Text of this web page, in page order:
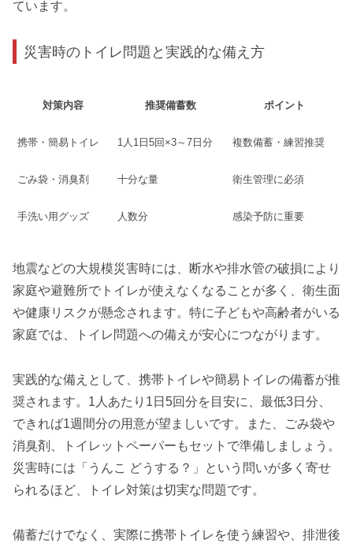
ています。
災害時のトイレ問題と実践的な備え方
対策内容 推奨備蓄数 ポイント
携帯・簡易トイレ 1人1日5回×3～7日分 複数備蓄・練習推奨
ごみ袋・消臭剤 十分な量 衛生管理に必須
手洗い用グッズ 人数分 感染予防に重要
地震などの大規模災害時には、断水や排水管の破損により
家庭や避難所でトイレが使えなくなることが多く、衛生面
や健康リスクが懸念されます。特に子どもや高齢者がいる
家庭では、トイレ問題への備えが安心につながります。
実践的な備えとして、携帯トイレや簡易トイレの備蓄が推
奨されます。1人あたり1日5回分を目安に、最低3日分、
できれば1週間分の用意が望ましいです。また、ごみ袋や
消臭剤、トイレットペーパーもセットで準備しましょう。
災害時には「うんこ どうする？」という問いが多く寄せ
られるほど、トイレ対策は切実な問題です。
備蓄だけでなく、実際に携帯トイレを使う練習や、排泄後